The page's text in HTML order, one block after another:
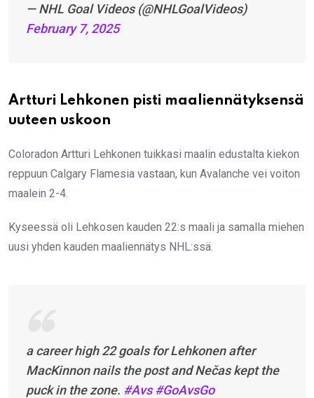
— NHL Goal Videos (@NHLGoalVideos)
February 7, 2025
Artturi Lehkonen pisti maaliennätyksensä
uuteen uskoon
Coloradon Artturi Lehkonen tuikkasi maalin edustalta kiekon
reppuun Calgary Flamesia vastaan, kun Avalanche vei voiton
maalein 2-4.
Kyseessä oli Lehkosen kauden 22:s maali ja samalla miehen
uusi yhden kauden maaliennätys NHL:ssä.
a career high 22 goals for Lehkonen after
MacKinnon nails the post and Nečas kept the
puck in the zone. #Avs #GoAvsGo